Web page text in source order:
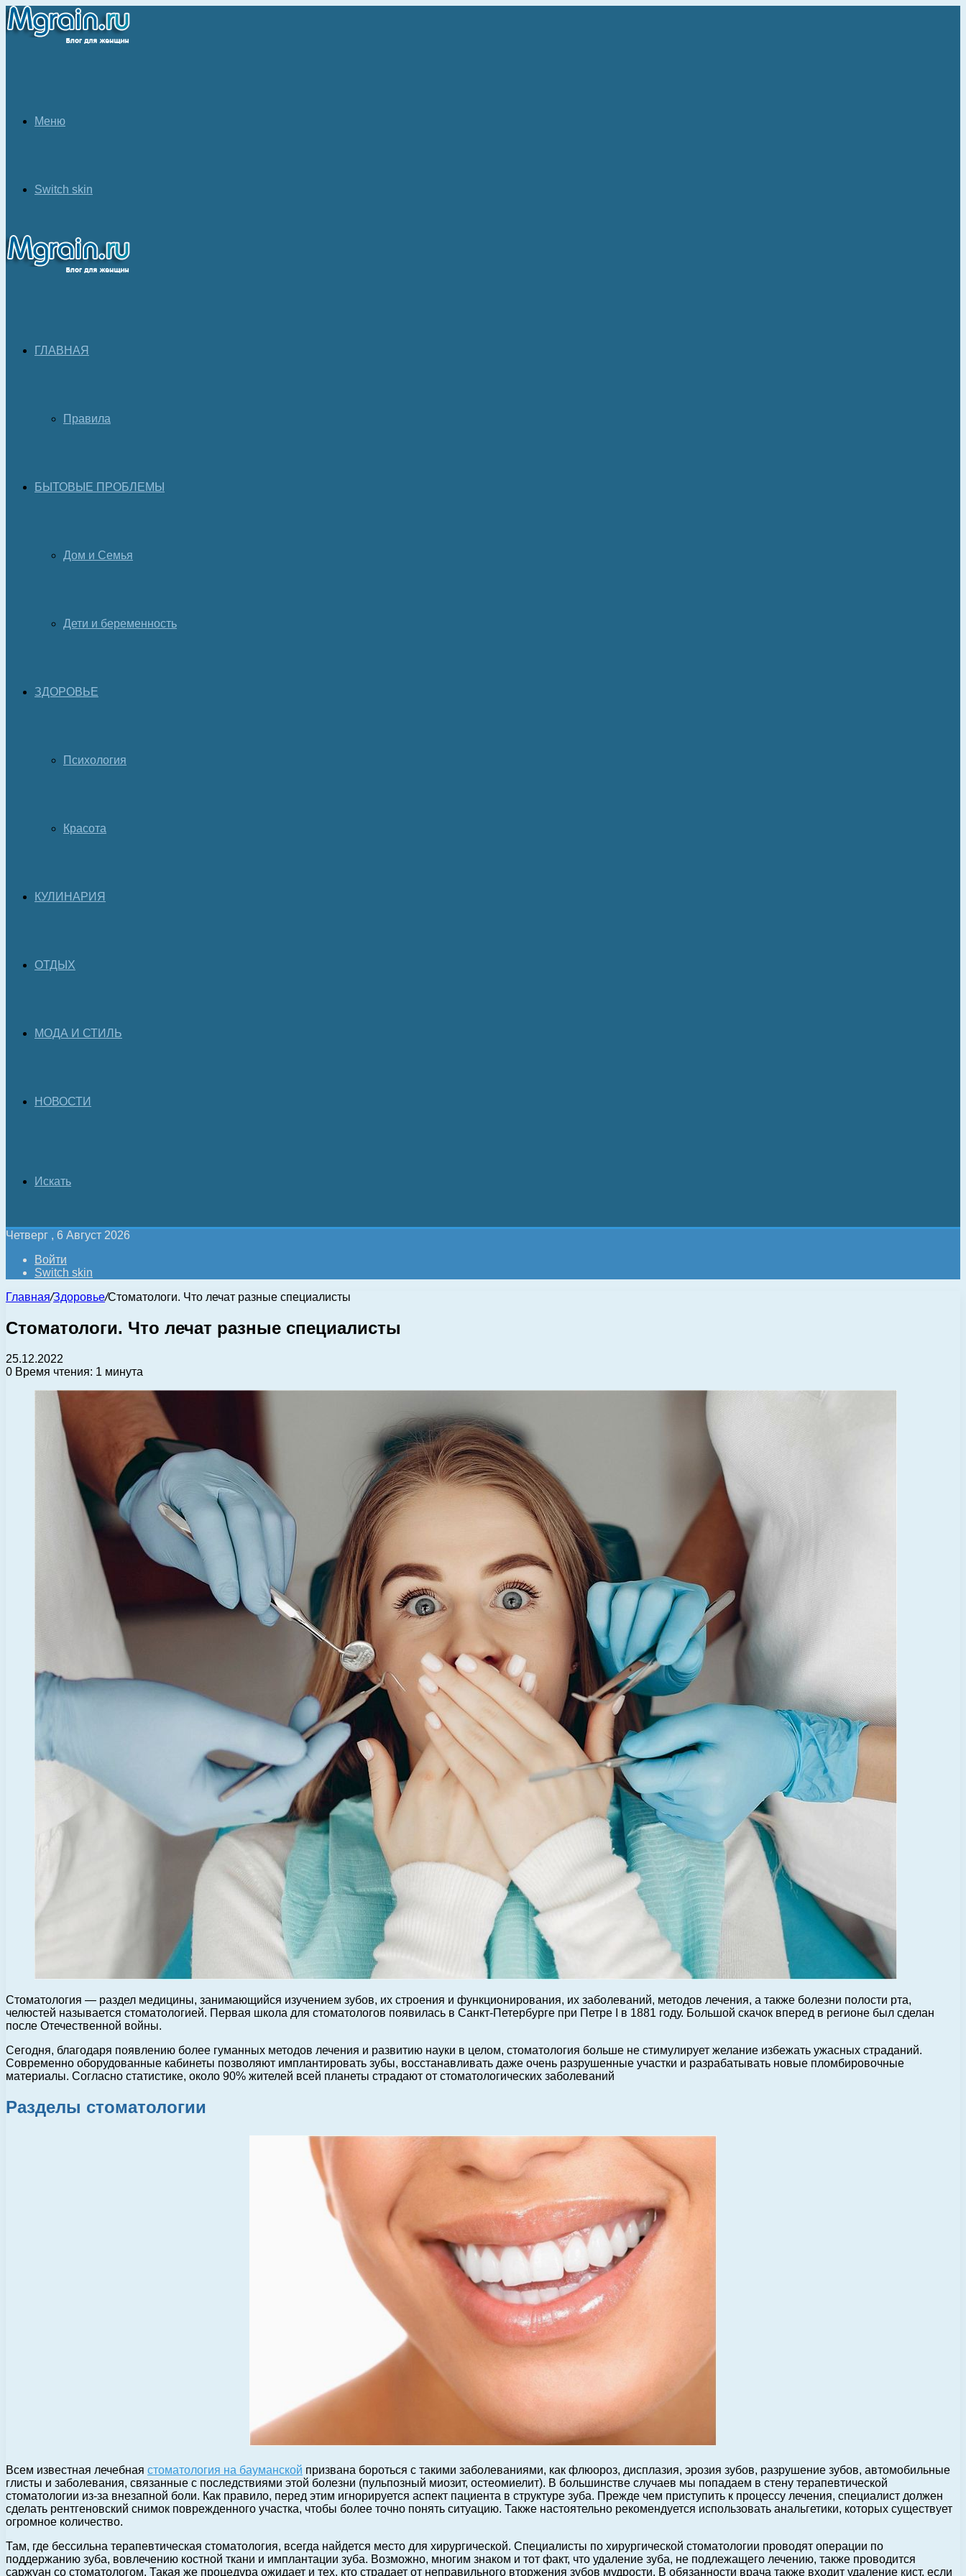
Меню
Switch skin
ГЛАВНАЯ
Правила
БЫТОВЫЕ ПРОБЛЕМЫ
Дом и Семья
Дети и беременность
ЗДОРОВЬЕ
Психология
Красота
КУЛИНАРИЯ
ОТДЫХ
МОДА И СТИЛЬ
НОВОСТИ
Искать
Четверг , 6 Август 2026
Войти
Switch skin
Главная/Здоровье/Стоматологи. Что лечат разные специалисты
Стоматологи. Что лечат разные специалисты
25.12.2022
0 Время чтения: 1 минута
Стоматология — раздел медицины, занимающийся изучением зубов, их строения и функционирования, их заболеваний, методов лечения, а также болезни полости рта,
челюстей называется стоматологией. Первая школа для стоматологов появилась в Санкт-Петербурге при Петре I в 1881 году. Большой скачок вперед в регионе был сделан
после Отечественной войны.
Сегодня, благодаря появлению более гуманных методов лечения и развитию науки в целом, стоматология больше не стимулирует желание избежать ужасных страданий.
Современно оборудованные кабинеты позволяют имплантировать зубы, восстанавливать даже очень разрушенные участки и разрабатывать новые пломбировочные
материалы. Согласно статистике, около 90% жителей всей планеты страдают от стоматологических заболеваний
Разделы стоматологии
Всем известная лечебная стоматология на бауманской призвана бороться с такими заболеваниями, как флюороз, дисплазия, эрозия зубов, разрушение зубов, автомобильные
глисты и заболевания, связанные с последствиями этой болезни (пульпозный миозит, остеомиелит). В большинстве случаев мы попадаем в стену терапевтической
стоматологии из-за внезапной боли. Как правило, перед этим игнорируется аспект пациента в структуре зуба. Прежде чем приступить к процессу лечения, специалист должен
сделать рентгеновский снимок поврежденного участка, чтобы более точно понять ситуацию. Также настоятельно рекомендуется использовать анальгетики, которых существует
огромное количество.
Там, где бессильна терапевтическая стоматология, всегда найдется место для хирургической. Специалисты по хирургической стоматологии проводят операции по
поддержанию зуба, вовлечению костной ткани и имплантации зуба. Возможно, многим знаком и тот факт, что удаление зуба, не подлежащего лечению, также проводится
саржуан со стоматологом. Такая же процедура ожидает и тех, кто страдает от неправильного вторжения зубов мудрости. В обязанности врача также входит удаление кист, если